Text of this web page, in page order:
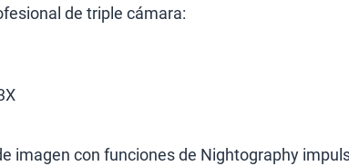
de triple cámara:
imagen con funciones de Nightography